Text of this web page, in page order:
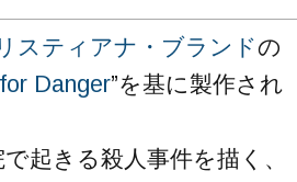
スティアナ・ブランドの
Danger”を基に製作され
起きる殺人事件を描く、